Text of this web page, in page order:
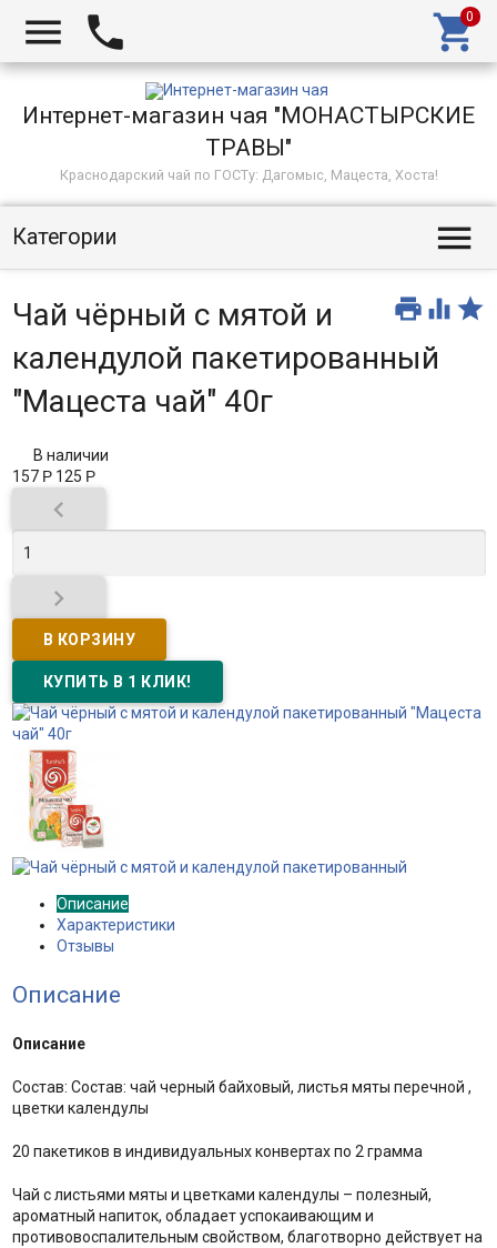
  
Интернет-магазин чая "МОНАСТЫРСКИЕ
ТРАВЫ"
Краснодарский чай по ГОСТу: Дагомыс, Мацеста, Хоста!
Категории 
  
Чай чёрный с мятой и
календулой пакетированный
"Мацеста чай" 40г
В наличии
157 Р 125 Р


Описание
Характеристики
Отзывы
Описание
Описание
Состав: Состав: чай черный байховый, листья мяты перечной ,
цветки календулы
20 пакетиков в индивидуальных конвертах по 2 грамма
Чай с листьями мяты и цветками календулы – полезный,
ароматный напиток, обладает успокаивающим и
противовоспалительным свойством, благотворно действует на